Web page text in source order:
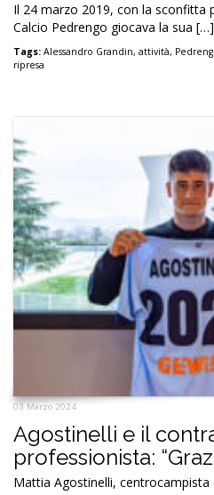
Il 24 marzo 2019, con la sconfitta
Calcio Pedrengo giocava la sua […]
Tags: Alessandro Grandin, attività,
ripresa
03 Marzo 2024
Agostinelli e il
professionista:
Mattia Agostinelli,